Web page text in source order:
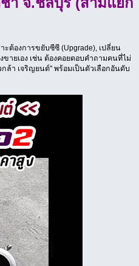
ต้องการขยับซีซี (Upgrade), เปลี่ยน
ายเอง เช่น ต้องคอยตอบคำถามคนที่ไม่
ล้า เจริญยนต์" พร้อมเป็นตัวเลือกอันดับ